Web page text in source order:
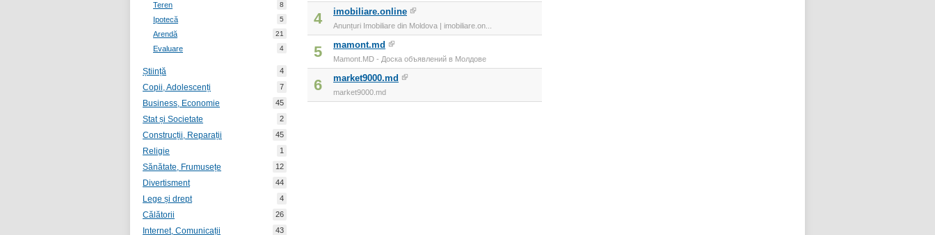
Teren 8
Ipotecă 5
Arendă 21
Evaluare 4
Știință 4
Copii, Adolescenți 7
Business, Economie 45
Stat și Societate 2
Construcții, Reparații 45
Religie 1
Sănătate, Frumusețe 12
Divertisment 44
Lege și drept 4
Călătorii 26
Internet, Comunicații 43
4 imobiliare.online
Anunțuri Imobiliare din Moldova | imobiliare.on...
5 mamont.md
Mamont.MD - Доска объявлений в Молдове
6 market9000.md
market9000.md